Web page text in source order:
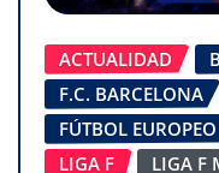
ACTUALIDAD
F.C. BARCELONA
FÚTBOL EUROPEO
LIGA F
LIGA F